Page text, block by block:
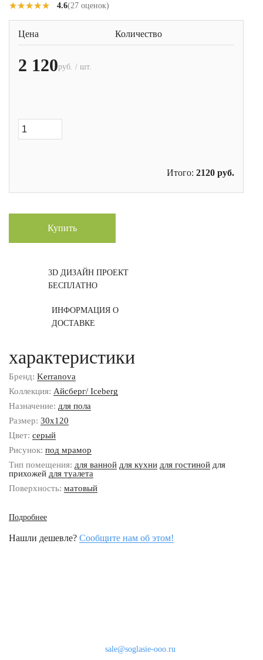
★★★★★
★★★★★ 4.6(27 оценок)
Цена Количество
2 120руб. / шт.
Итого: 2120 руб.
Купить
3D ДИЗАЙН ПРОЕКТ
БЕСПЛАТНО
ИНФОРМАЦИЯ О
ДОСТАВКЕ
характеристики
Бренд: Kerranova
Коллекция: Айсберг/ Iceberg
Назначение: для пола
Размер: 30x120
Цвет: серый
Рисунок: под мрамор
Тип помещения: для ванной для кухни для гостиной для
прихожей для туалета
Поверхность: матовый
Подробнее
Нашли дешевле? Сообщите нам об этом!
sale@soglasie-ooo.ru